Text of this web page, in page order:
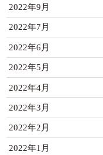
2022年9月
2022年7月
2022年6月
2022年5月
2022年4月
2022年3月
2022年2月
2022年1月